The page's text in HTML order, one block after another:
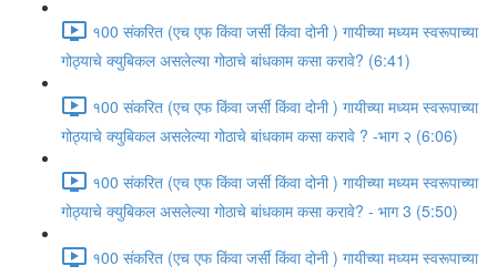
१00 संकरित (एच एफ किंवा जर्सी किंवा दोनी ) गायीच्या मध्यम स्वरूपाच्या
गोठ्याचे क्युबिकल असलेल्या गोठाचे बांधकाम कसा करावे? (6:41)
१00 संकरित (एच एफ किंवा जर्सी किंवा दोनी ) गायीच्या मध्यम स्वरूपाच्या
गोठ्याचे क्युबिकल असलेल्या गोठाचे बांधकाम कसा करावे ? -भाग २ (6:06)
१00 संकरित (एच एफ किंवा जर्सी किंवा दोनी ) गायीच्या मध्यम स्वरूपाच्या
गोठ्याचे क्युबिकल असलेल्या गोठाचे बांधकाम कसा करावे? - भाग 3 (5:50)
१00 संकरित (एच एफ किंवा जर्सी किंवा दोनी ) गायीच्या मध्यम स्वरूपाच्या